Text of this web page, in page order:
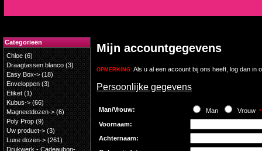
Mijn accountgegevens
OPMERKING: Als u al een account bij ons heeft, log dan in
Persoonlijke gegevens
Man/Vrouw: Man Vrouw *
Voornaam:
Achternaam:
Categorieën
Chloe(6)
Draagtassen blanco (3)
Easy Box-> (18)
Enveloppen(3)
Etiket (1)
Kubus-> (66)
Magneetdozen->(6)
Poly Prop (9)
Uw product-> (3)
Luxe dozen->(261)
Drukwerk - Cadeaubon-